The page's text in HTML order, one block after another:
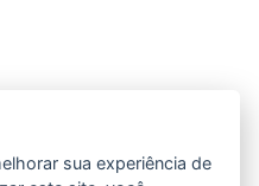
sua experiência de